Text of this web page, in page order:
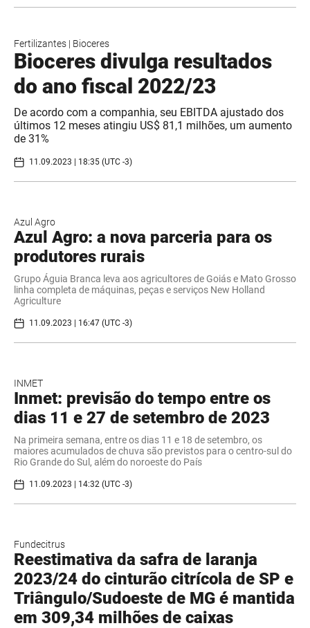
Fertilizantes | Bioceres
Bioceres divulga resultados
do ano fiscal 2022/23
De acordo com a companhia, seu EBITDA ajustado dos
últimos 12 meses atingiu US$ 81,1 milhões, um aumento
de 31%
11.09.2023 | 18:35 (UTC -3)
Azul Agro
Azul Agro: a nova parceria para os
produtores rurais
Grupo Águia Branca leva aos agricultores de Goiás e Mato Grosso
linha completa de máquinas, peças e serviços New Holland
Agriculture
11.09.2023 | 16:47 (UTC -3)
INMET
Inmet: previsão do tempo entre os
dias 11 e 27 de setembro de 2023
Na primeira semana, entre os dias 11 e 18 de setembro, os
maiores acumulados de chuva são previstos para o centro-sul do
Rio Grande do Sul, além do noroeste do País
11.09.2023 | 14:32 (UTC -3)
Fundecitrus
Reestimativa da safra de laranja
2023/24 do cinturão citrícola de SP e
Triângulo/Sudoeste de MG é mantida
em 309,34 milhões de caixas